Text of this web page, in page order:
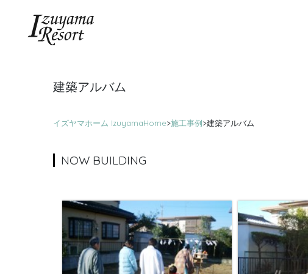
建築アルバム
イズヤマホーム IzuyamaHome>施工事例>建築アルバム
NOW BUILDING